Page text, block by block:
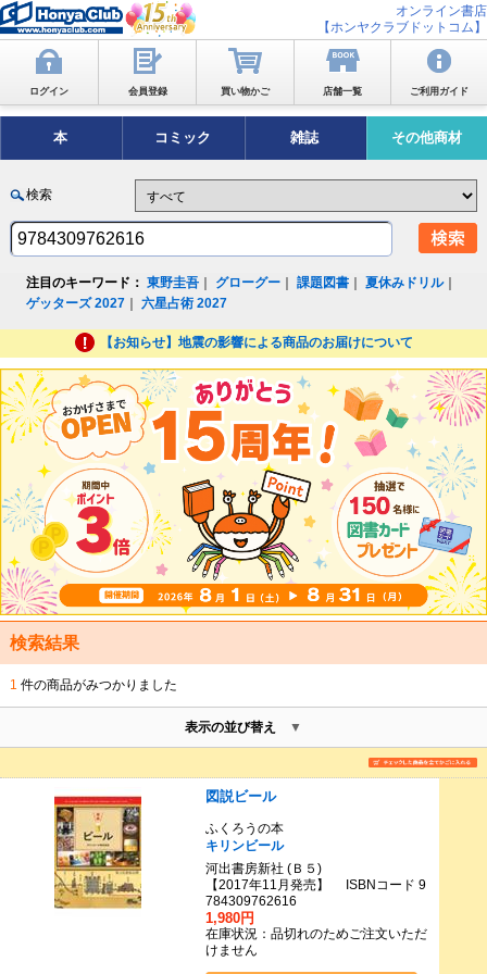
オンライン書店
【ホンヤクラブドットコム】
ログイン 会員登録 買い物かご 店舗一覧 ご利用ガイド
本 コミック 雑誌 その他商材
検索
注目のキーワード： 東野圭吾 グローグー ｜課題図書 ｜夏休みドリル｜
ゲッターズ 2027 ｜六星占術 2027
【お知らせ】地震の影響による商品のお届けについて
検索結果
1 件の商品がみつかりました
表示の並び替え
図説ビール
ふくろうの本
キリンビール
河出書房新社 (Ｂ５)
【2017年11月発売】 ISBNコード 9
784309762616
1,980円
在庫状況：品切れのためご注文いただ
けません